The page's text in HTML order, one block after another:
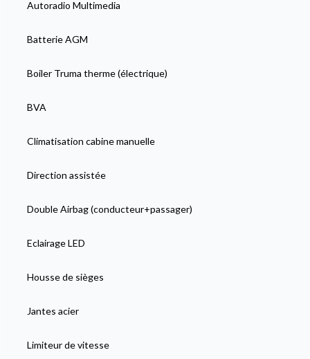
Autoradio Multimedia
Batterie AGM
Boiler Truma therme (électrique)
BVA
Climatisation cabine manuelle
Direction assistée
Double Airbag (conducteur+passager)
Eclairage LED
Housse de sièges
Jantes acier
Limiteur de vitesse